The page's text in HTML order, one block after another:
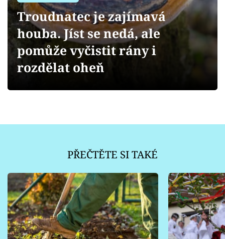
Přihlášení
Sledujte nás
Troudnatec je zajímavá
houba. Jíst se nedá, ale
pomůže vyčistit rány i
rozdělat oheň
PŘEČTĚTE SI TAKÉ